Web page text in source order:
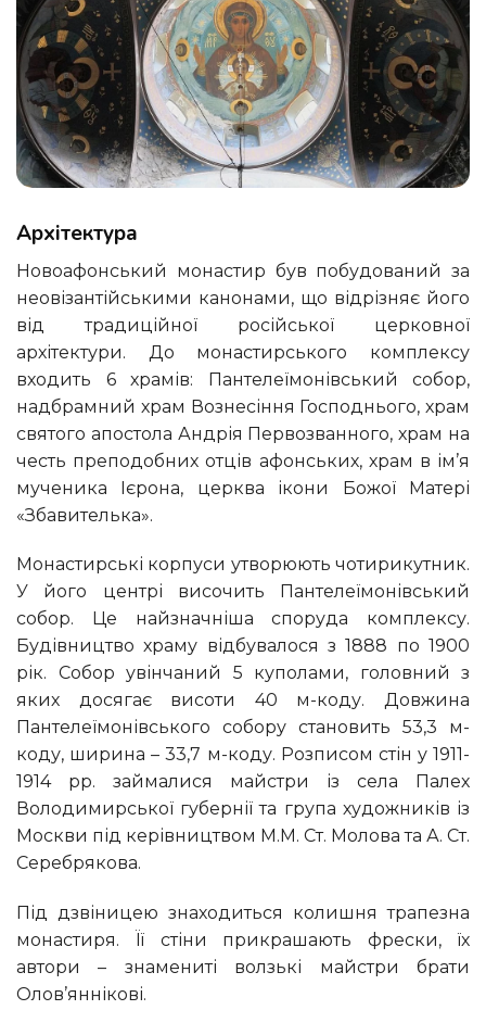
Архітектура
Новоафонський монастир був побудований за
неовізантійськими канонами, що відрізняє його
від традиційної російської церковної
архітектури. До монастирського комплексу
входить 6 храмів: Пантелеїмонівський собор,
надбрамний храм Вознесіння Господнього, храм
святого апостола Андрія Первозванного, храм на
честь преподобних отців афонських, храм в ім’я
мученика Ієрона, церква ікони Божої Матері
«Збавителька».
Монастирські корпуси утворюють чотирикутник.
У його центрі височить Пантелеїмонівський
собор. Це найзначніша споруда комплексу.
Будівництво храму відбувалося з 1888 по 1900
рік. Собор увінчаний 5 куполами, головний з
яких досягає висоти 40 м-коду. Довжина
Пантелеїмонівського собору становить 53,3 м-
коду, ширина – 33,7 м-коду. Розписом стін у 1911-
1914 pp. займалися майстри із села Палех
Володимирської губернії та група художників із
Москви під керівництвом М.М. Ст. Молова та А. Ст.
Серебрякова.
Під дзвіницею знаходиться колишня трапезна
монастиря. Її стіни прикрашають фрески, їх
автори – знамениті волзькі майстри брати
Олов’яннікові.